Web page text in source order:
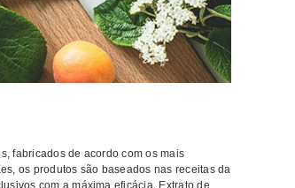
fabricados de acordo com os mais
os produtos são baseados nas receitas da
com a máxima eficácia. Extrato de